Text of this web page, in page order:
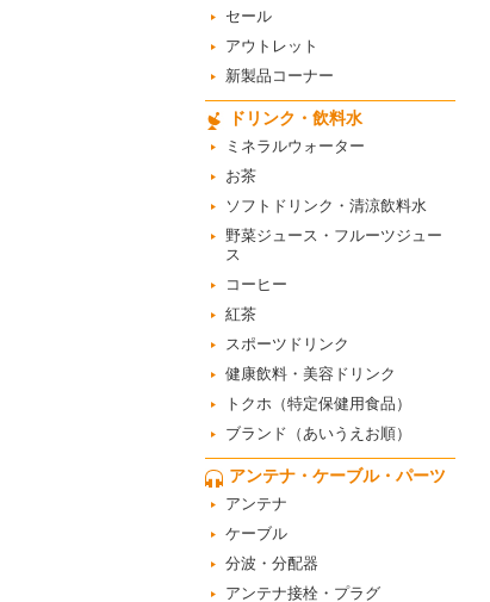
セール
アウトレット
新製品コーナー
ドリンク・飲料水
ミネラルウォーター
お茶
ソフトドリンク・清涼飲料水
野菜ジュース・フルーツジュー
ス
コーヒー
紅茶
スポーツドリンク
健康飲料・美容ドリンク
トクホ（特定保健用食品）
ブランド（あいうえお順）
アンテナ・ケーブル・パーツ
アンテナ
ケーブル
分波・分配器
アンテナ接栓・プラグ